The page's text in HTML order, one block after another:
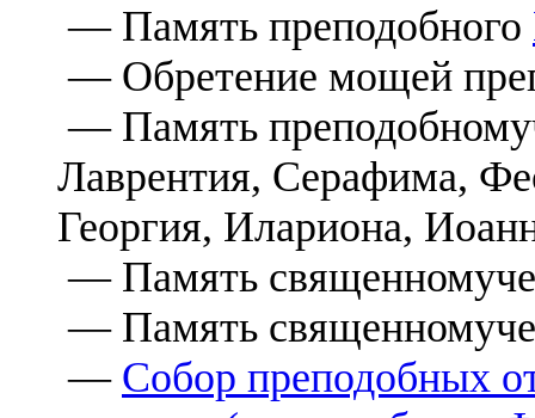
— Память преподобного
— Обретение мощей
— Память
Лаврентия, Серафима,
Георгия, Илариона,
— Память
— Память
— Собор преподобных